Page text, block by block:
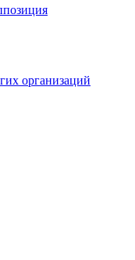
организаций